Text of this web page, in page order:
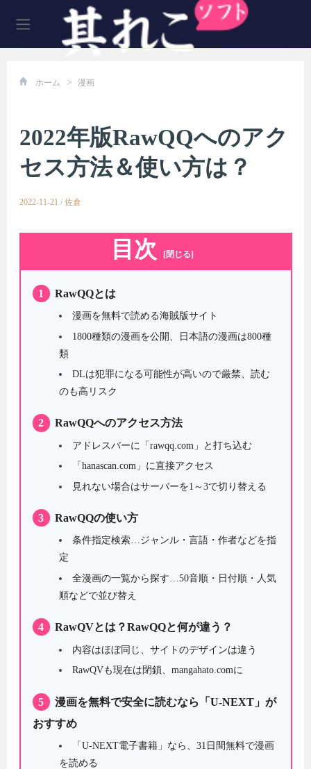
ホーム > 漫画
2022年版RawQQへのアク
セス方法＆使い方は？
2022-11-21 / 佐倉
目次 [閉じる]
1 RawQQとは
漫画を無料で読める海賊版サイト
1800種類の漫画を公開、日本語の漫画は800種
類
DLは犯罪になる可能性が高いので厳禁、読む
のも高リスク
2 RawQQへのアクセス方法
アドレスバーに「rawqq.com」と打ち込む
「hanascan.com」に直接アクセス
見れない場合はサーバーを1～3で切り替える
3 RawQQの使い方
条件指定検索…ジャンル・言語・作者などを指
定
全漫画の一覧から探す…50音順・日付順・人気
順などで並び替え
4 RawQVとは？RawQQと何が違う？
内容はほぼ同じ、サイトのデザインは違う
RawQVも現在は閉鎖、mangahato.comに
5
漫画を無料で安全に読むなら「U-NEXT」が
おすすめ
「U-NEXT電子書籍」なら、31日間無料で漫画
を読める